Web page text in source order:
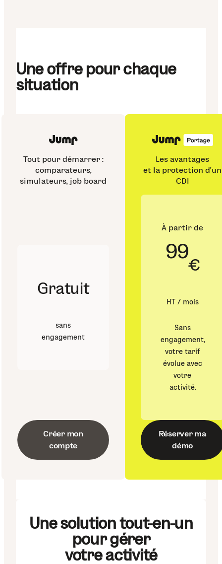
Une offre pour chaque
situation
Tout pour démarrer :
comparateurs,
simulateurs, job board
Gratuit
sans
engagement
Créer mon
compte
Les avantages
et la protection d'un
CDI
À partir de
99
€
HT / mois
Sans
engagement,
votre tarif
évolue avec
votre
activité.
Réserver ma
démo
Une solution tout-en-un
pour gérer
votre activité